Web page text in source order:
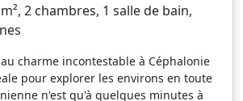
2 chambres, 1 salle de bain,
charme incontestable à Céphalonie
pour explorer les environs en toute
n'est qu'à quelques minutes à